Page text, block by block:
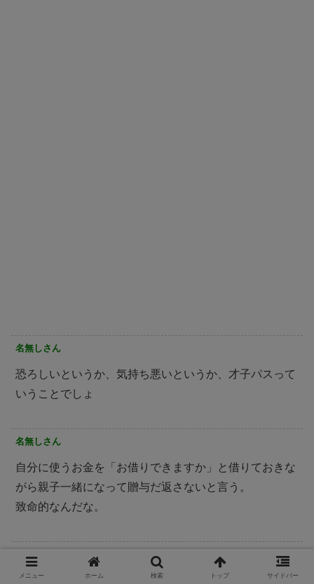
名無しさん
恐ろしいというか、気持ち悪いというか、才子パスって
いうことでしょ
名無しさん
自分に使うお金を「お借りできますか」と借りておきな
がら親子一緒になって贈与だ返さないと言う。
致命的なんだな。
証拠に録音して
メニュー ホーム 検索 トップ サイドバー